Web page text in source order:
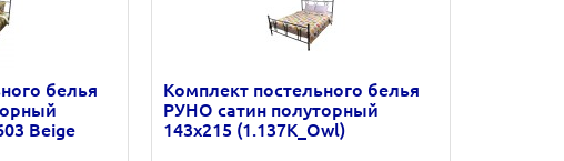
белья
Beige
Комплект постельного белья
РУНО сатин полуторный
143х215 (1.137К_Owl)